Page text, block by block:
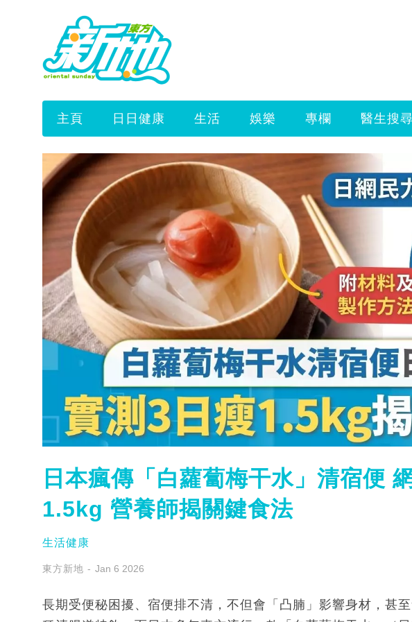
主頁 日日健康 生活 娛樂 專欄 醫生搜尋
日本瘋傳「白蘿蔔梅干水」清宿便
1.5kg 營養師揭關鍵食法
生活健康
東方新地 Jan 6 2026
長期受便秘困擾、宿便排不清，不但會「凸腩」影響身材，甚